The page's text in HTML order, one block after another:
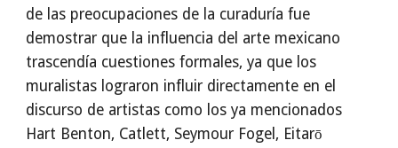
de las preocupaciones de la curaduría fue
demostrar que la influencia del arte mexicano
trascendía cuestiones formales, ya que los
muralistas lograron influir directamente en el
discurso de artistas como los ya mencionados
Hart Benton, Catlett, Seymour Fogel, Eitarō